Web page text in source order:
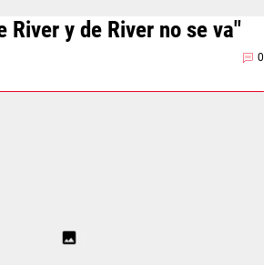
River y de River no se va"
0